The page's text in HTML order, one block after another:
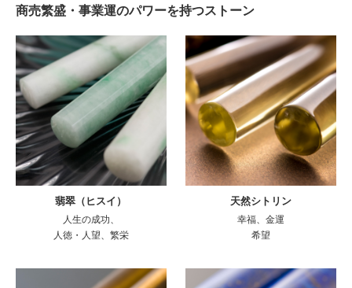
商売繁盛・事業運のパワーを持つストーン
翡翠（ヒスイ）
人生の成功、
人徳・人望、繁栄
天然シトリン
幸福、金運
希望